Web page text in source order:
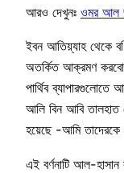
আরও দেখুনঃ ওমর আল
ইবন আতিয়্যাহ থেকে
অতর্কিত আক্রমণ করবো
পার্থিব ব্যাপারগুলোতে
আলি বিন আবি তালহাত
হয়েছে -আমি তাদেরকে
এই বর্ণনাটি আল-হাসান